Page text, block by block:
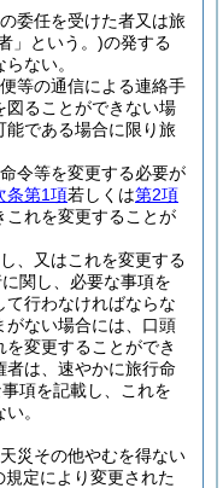
委任を受けた者又は旅
」という。)の発する
ない。
等の通信による連絡手
図ることができない場
能である場合に限り旅
令等を変更する必要が
条第1項若しくは第2項
これを変更することが
、又はこれを変更する
関し、必要な事項を
行わなければならな
がない場合には、口頭
変更することができ
者は、速やかに旅行命
項を記載し、これを
。
災その他やむを得ない
規定により変更された